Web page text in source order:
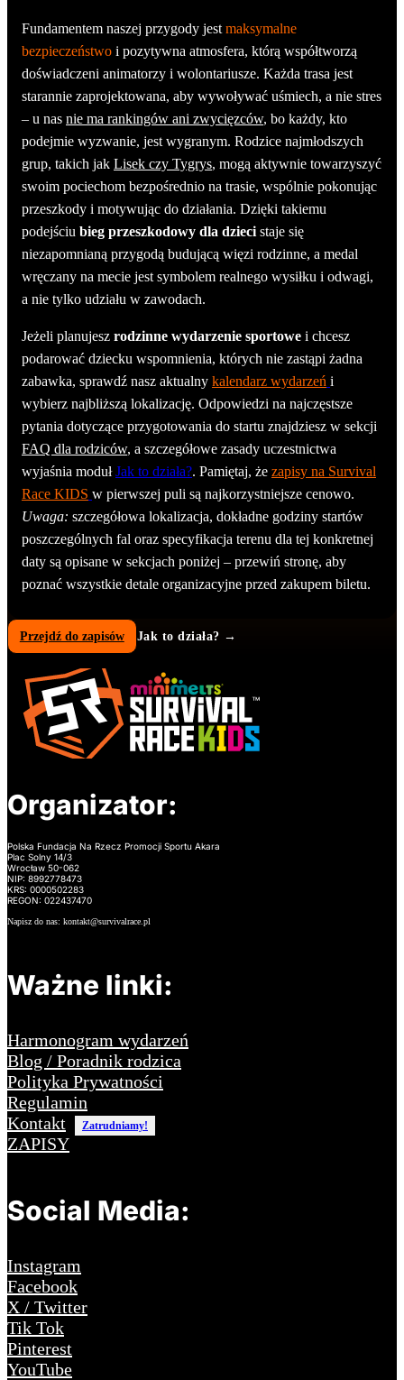
Fundamentem naszej przygody jest maksymalne
bezpieczeństwo i pozytywna atmosfera, którą współtworzą
doświadczeni animatorzy i wolontariusze. Każda trasa jest
starannie zaprojektowana, aby wywoływać uśmiech, a nie stres
– u nas nie ma rankingów ani zwycięzców, bo każdy, kto
podejmie wyzwanie, jest wygranym. Rodzice najmłodszych
grup, takich jak Lisek czy Tygrys, mogą aktywnie towarzyszyć
swoim pociechom bezpośrednio na trasie, wspólnie pokonując
przeszkody i motywując do działania. Dzięki takiemu
podejściu bieg przeszkodowy dla dzieci staje się
niezapomnianą przygodą budującą więzi rodzinne, a medal
wręczany na mecie jest symbolem realnego wysiłku i odwagi,
a nie tylko udziału w zawodach.
Jeżeli planujesz rodzinne wydarzenie sportowe i chcesz
podarować dziecku wspomnienia, których nie zastąpi żadna
zabawka, sprawdź nasz aktualny kalendarz wydarzeń i
wybierz najbliższą lokalizację. Odpowiedzi na najczęstsze
pytania dotyczące przygotowania do startu znajdziesz w sekcji
FAQ dla rodziców, a szczegółowe zasady uczestnictwa
wyjaśnia modułJak to działa?. Pamiętaj, że zapisy na Survival
Race KIDS w pierwszej puli są najkorzystniejsze cenowo.
Uwaga: szczegółowa lokalizacja, dokładne godziny startów
poszczególnych fal oraz specyfikacja terenu dla tej konkretnej
daty są opisane w sekcjach poniżej – przewiń stronę, aby
poznać wszystkie detale organizacyjne przed zakupem biletu.
Przejdź do zapisów Jak to działa? →
Organizator:
Polska Fundacja Na Rzecz Promocji Sportu Akara
Plac Solny 14/3
Wrocław 50-062
NIP: 8992778473
KRS: 0000502283
REGON: 022437470
Napisz do nas: kontakt@survivalrace.pl
Ważne linki:
Harmonogram wydarzeń
Blog / Poradnik rodzica
Polityka Prywatności
Regulamin
Kontakt
Zatrudniamy!
ZAPISY
Social Media:
Instagram
Facebook
X / Twitter
Tik Tok
Pinterest
YouTube